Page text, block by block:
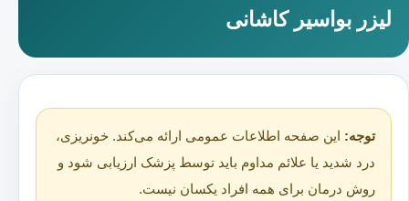
لیزر بواسیر کاشانی
توجه: این صفحه اطلاعات عمومی ارائه می‌کند. خونریزی،
درد شدید یا علائم مداوم باید توسط پزشک ارزیابی شود و
روش درمان برای همه افراد یکسان نیست.